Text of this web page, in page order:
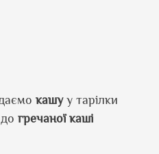
кашуу тарілки
гречаної каші